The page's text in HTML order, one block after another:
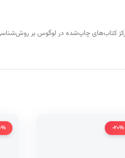
تمرکز کتاب‌های چاپ‌شده در لوگوس بر
-20%